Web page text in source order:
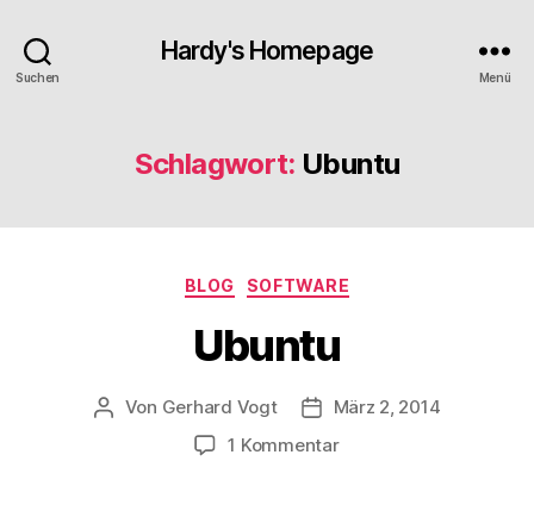
Suchen
Hardy's Homepage
Menü
Schlagwort: Ubuntu
Kategorien
BLOG SOFTWARE
Ubuntu
Beitragsautor
Von Gerhard Vogt Veröffentlichungsdatum
März 2, 2014
1 Kommentarzu